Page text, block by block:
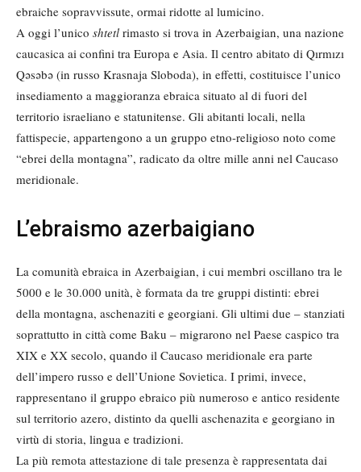
ebraiche sopravvissute, ormai ridotte al lumicino.
A oggi l’unico shtetl rimasto si trova in Azerbaigian, una nazione
caucasica ai confini tra Europa e Asia. Il centro abitato di Qırmızı
Qəsəbə (in russo Krasnaja Sloboda), in effetti, costituisce l’unico
insediamento a maggioranza ebraica situato al di fuori del
territorio israeliano e statunitense. Gli abitanti locali, nella
fattispecie, appartengono a un gruppo etno-religioso noto come
“ebrei della montagna”, radicato da oltre mille anni nel Caucaso
meridionale.
L’ebraismo azerbaigiano
La comunità ebraica in Azerbaigian, i cui membri oscillano tra le
5000 e le 30.000 unità, è formata da tre gruppi distinti: ebrei
della montagna, aschenaziti e georgiani. Gli ultimi due – stanziati
soprattutto in città come Baku – migrarono nel Paese caspico tra
XIX e XX secolo, quando il Caucaso meridionale era parte
dell’impero russo e dell’Unione Sovietica. I primi, invece,
rappresentano il gruppo ebraico più numeroso e antico residente
sul territorio azero, distinto da quelli aschenazita e georgiano in
virtù di storia, lingua e tradizioni.
La più remota attestazione di tale presenza è rappresentata dai